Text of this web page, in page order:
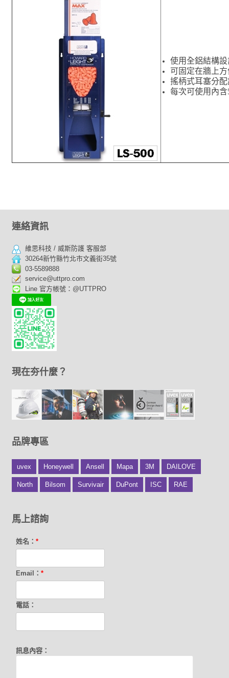
使用全鋁結構
可固定在牆上
搖柄式耳塞分
每次可使用內含
連絡資訊
維思科技 / 威斯防護 客服部
30264新竹縣竹北市文義街35號
03-5589888
service@uttpro.com
Line 官方帳號：@UTTPRO
現在夯什麼？
品牌專區
uvex Honeywell Ansell Mapa 3M DAILOVE
North Bilsom Survivair DuPont ISC RAE
馬上諮詢
姓名：*
Email：*
電話：
訊息內容：